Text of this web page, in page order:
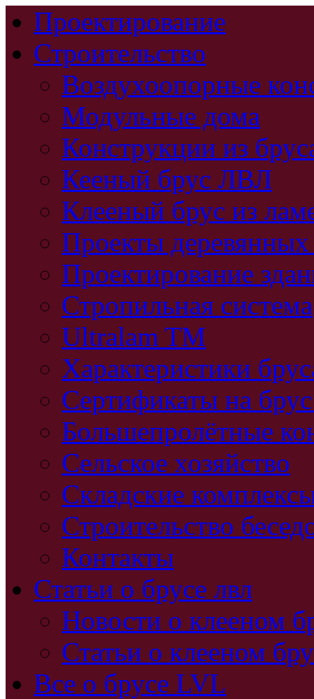
Проектирование
Строительство
Воздухоопорные
Модульные дома
Конструкции из
Кееный брус ЛВЛ
Клееный брус из
Проекты
Проектирование
Стропильная система
Ultralam TM
Характеристики
Сертификаты на
Большепролётные
Сельское хозяйство
Складские
Строительство
Контакты
Статьи о брусе лвл
Новости о клееном
Статьи о клееном
Все о брусе LVL